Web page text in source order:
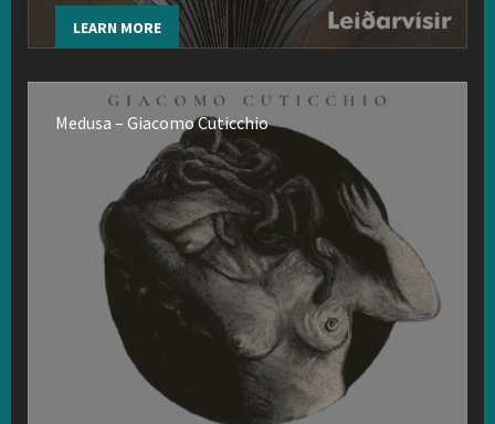
LEARN MORE
Medusa – Giacomo Cuticchio